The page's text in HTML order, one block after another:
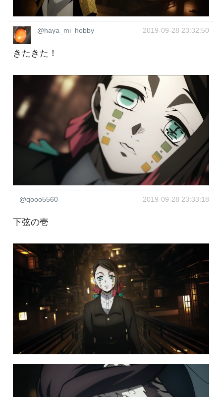
@haya_mi_hobby 2019-09-28 23:32:50
きたきた！
@qooo5560 2019-09-28 23:33:18
下弦の壱